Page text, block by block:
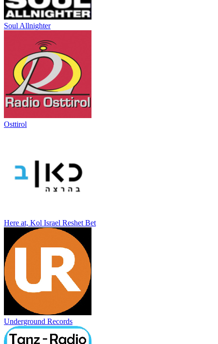
Soul Allnighter
Osttirol
Here at, Kol Israel Reshet Bet
Underground Records